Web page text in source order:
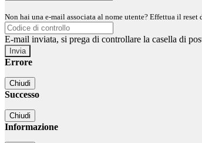
Non hai una e-mail associata al nome utente? Effettua il reset
E-mail inviata, si prega di controllare la casella di
Errore
Chiudi
Successo
Chiudi
Informazione